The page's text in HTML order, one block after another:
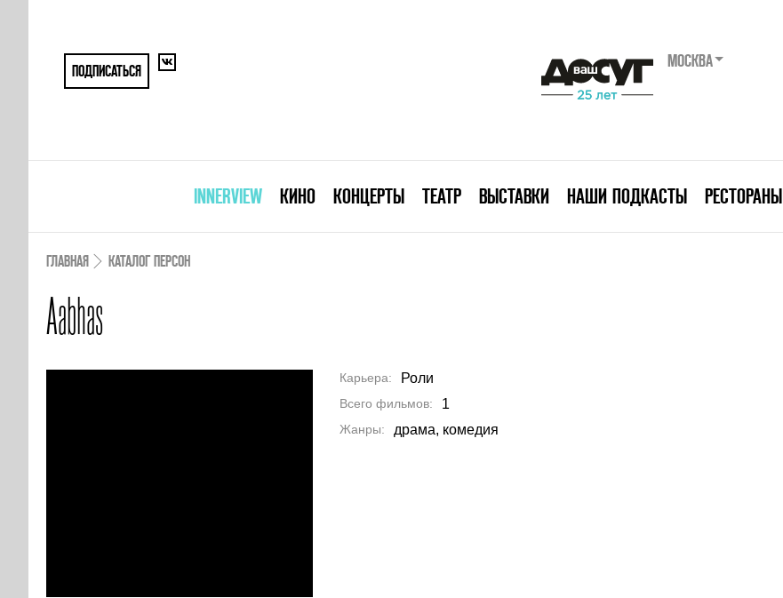
ПОДПИСАТЬСЯ
МОСКВА
INNERVIEW КИНО КОНЦЕРТЫ ТЕАТР ВЫСТАВКИ НАШИ ПОДКАСТЫ РЕСТОРАНЫ
ГЛАВНАЯ КАТАЛОГ ПЕРСОН
Aabhas
Карьера Роли
Всего фильмов 1
Жанры драма, комедия